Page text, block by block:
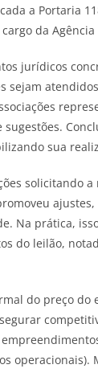
a Portaria
da
jurídicos
sua
solicitando
Na prática,
do leilão,
do preço do